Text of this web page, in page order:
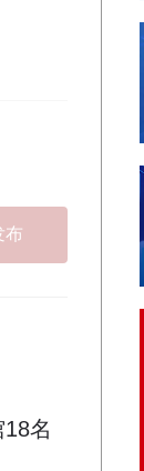
布
名